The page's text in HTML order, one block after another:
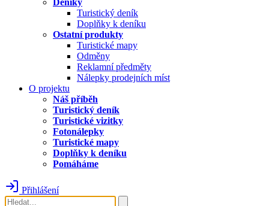
Deníky
Turistický deník
Doplňky k deníku
Ostatní produkty
Turistické mapy
Odměny
Reklamní předměty
Nálepky prodejních míst
O projektu
Náš příběh
Turistický deník
Turistické vizitky
Fotonálepky
Turistické mapy
Doplňky k deníku
Pomáháme
Přihlášení